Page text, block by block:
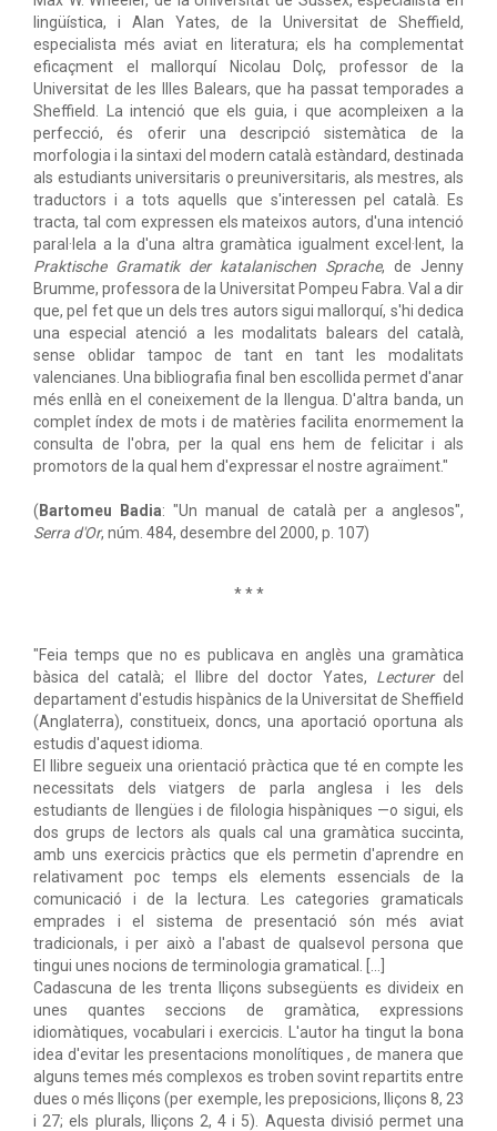
lingüística, i Alan Yates, de la Universitat de Sheffield,
especialista més aviat en literatura; els ha complementat
eficaçment el mallorquí Nicolau Dolç, professor de la
Universitat de les Illes Balears, que ha passat temporades a
Sheffield. La intenció que els guia, i que acompleixen a la
perfecció, és oferir una descripció sistemàtica de la
morfologia i la sintaxi del modern català estàndard, destinada
als estudiants universitaris o preuniversitaris, als mestres, als
traductors i a tots aquells que s'interessen pel català. Es
tracta, tal com expressen els mateixos autors, d'una intenció
paral·lela a la d'una altra gramàtica igualment excel·lent, la
Praktische Gramatik der katalanischen Sprache, de Jenny
Brumme, professora de la Universitat Pompeu Fabra. Val a dir
que, pel fet que un dels tres autors sigui mallorquí, s'hi dedica
una especial atenció a les modalitats balears del català,
sense oblidar tampoc de tant en tant les modalitats
valencianes. Una bibliografia final ben escollida permet d'anar
més enllà en el coneixement de la llengua. D'altra banda, un
complet índex de mots i de matèries facilita enormement la
consulta de l'obra, per la qual ens hem de felicitar i als
promotors de la qual hem d'expressar el nostre agraïment."
( Bartomeu Badia: "Un manual de català per a anglesos",
Serra d'Or, núm. 484, desembre del 2000, p. 107)
* * *
"Feia temps que no es publicava en anglès una gramàtica
bàsica del català; el llibre del doctor Yates, Lecturerdel
departament d'estudis hispànics de la Universitat de Sheffield
(Anglaterra), constitueix, doncs, una aportació oportuna als
estudis d'aquest idioma.
El llibre segueix una orientació pràctica que té en compte les
necessitats dels viatgers de parla anglesa i les dels
estudiants de llengües i de filologia hispàniques —o sigui, els
dos grups de lectors als quals cal una gramàtica succinta,
amb uns exercicis pràctics que els permetin d'aprendre en
relativament poc temps els elements essencials de la
comunicació i de la lectura. Les categories gramaticals
emprades i el sistema de presentació són més aviat
tradicionals, i per això a l'abast de qualsevol persona que
tingui unes nocions de terminologia gramatical. [...]
Cadascuna de les trenta lliçons subsegüents es divideix en
unes quantes seccions de gramàtica, expressions
idiomàtiques, vocabulari i exercicis. L'autor ha tingut la bona
idea d'evitar les presentacions monolítiques , de manera que
alguns temes més complexos es troben sovint repartits entre
dues o més lliçons (per exemple, les preposicions, lliçons 8, 23
i 27; els plurals, lliçons 2, 4 i 5). Aquesta divisió permet una